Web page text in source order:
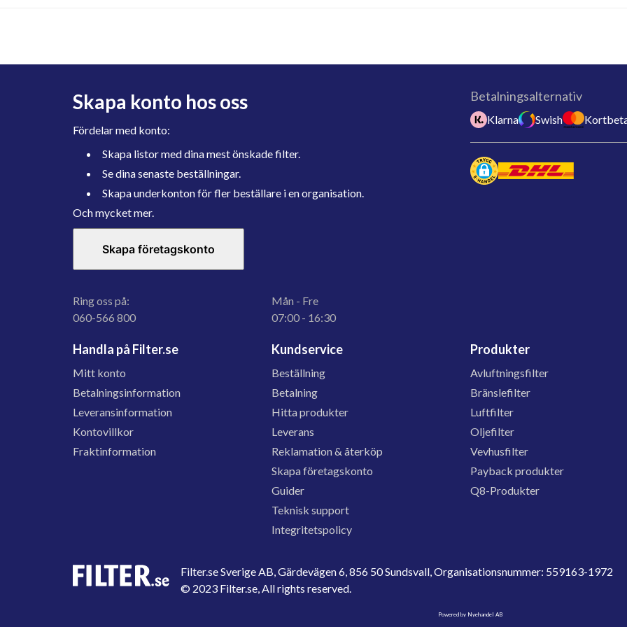
Skapa konto hos oss
Fördelar med konto:
Skapa listor med dina mest önskade filter.
Se dina senaste beställningar.
Skapa underkonton för fler beställare i en organisation.
Och mycket mer.
Skapa företagskonto
Ring oss på:
060-566 800
Mån - Fre
07:00 - 16:30
Betalningsalternativ
Klarna Swish
Handla på Filter.se
Mitt konto
Betalningsinformation
Leveransinformation
Kontovillkor
Fraktinformation
Kundservice
Beställning
Betalning
Hitta produkter
Leverans
Reklamation & återköp
Skapa företagskonto
Guider
Teknisk support
Integritetspolicy
Produkter
Avluftningsfilter
Bränslefilter
Luftfilter
Oljefilter
Vevhusfilter
Payback produkter
Q8-Produkter
Filter.se Sverige AB, Gärdevägen 6, 856 50 Sundsvall, Organisationsnummer: 559163-1972
© 2023 Filter.se, All rights reserved.
Powered by Nyehandel AB